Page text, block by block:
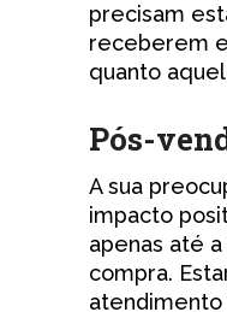
precisam
receberem
quanto
Pós-
A sua
impacto
apenas até
compra.
atendimento